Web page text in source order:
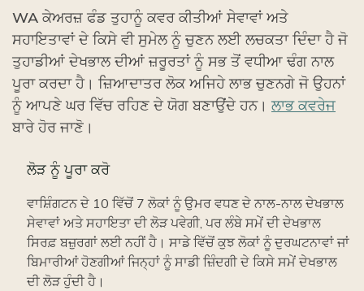
WA ਕੇਅਰਜ਼ ਫੰਡ ਤੁਹਾਨੂੰ ਕਵਰ ਕੀਤੀਆਂ ਸੇਵਾਵਾਂ ਅਤੇ
ਸਹਾਇਤਾਵਾਂ ਦੇ ਕਿਸੇ ਵੀ ਸੁਮੇਲ ਨੂੰ ਚੁਣਨ ਲਈ ਲਚਕਤਾ ਦਿੰਦਾ ਹੈ ਜੋ
ਤੁਹਾਡੀਆਂ ਦੇਖਭਾਲ ਦੀਆਂ ਜ਼ਰੂਰਤਾਂ ਨੂੰ ਸਭ ਤੋਂ ਵਧੀਆ ਢੰਗ ਨਾਲ
ਪੂਰਾ ਕਰਦਾ ਹੈ। ਜ਼ਿਆਦਾਤਰ ਲੋਕ ਅਜਿਹੇ ਲਾਭ ਚੁਣਨਗੇ ਜੋ ਉਹਨਾਂ
ਨੂੰ ਆਪਣੇ ਘਰ ਵਿੱਚ ਰਹਿਣ ਦੇ ਯੋਗ ਬਣਾਉਂਦੇ ਹਨ। ਲਾਭ ਕਵਰੇਜ
ਬਾਰੇ ਹੋਰ ਜਾਣੋ।
ਲੋੜ ਨੂੰ ਪੂਰਾ ਕਰੋ
ਵਾਸ਼ਿੰਗਟਨ ਦੇ 10 ਵਿੱਚੋਂ 7 ਲੋਕਾਂ ਨੂੰ ਉਮਰ ਵਧਣ ਦੇ ਨਾਲ-ਨਾਲ ਦੇਖਭਾਲ
ਸੇਵਾਵਾਂ ਅਤੇ ਸਹਾਇਤਾ ਦੀ ਲੋੜ ਪਵੇਗੀ, ਪਰ ਲੰਬੇ ਸਮੇਂ ਦੀ ਦੇਖਭਾਲ
ਸਿਰਫ਼ ਬਜ਼ੁਰਗਾਂ ਲਈ ਨਹੀਂ ਹੈ। ਸਾਡੇ ਵਿੱਚੋਂ ਕੁਝ ਲੋਕਾਂ ਨੂੰ ਦੁਰਘਟਨਾਵਾਂ ਜਾਂ
ਬਿਮਾਰੀਆਂ ਹੋਣਗੀਆਂ ਜਿਨ੍ਹਾਂ ਨੂੰ ਸਾਡੀ ਜ਼ਿੰਦਗੀ ਦੇ ਕਿਸੇ ਸਮੇਂ ਦੇਖਭਾਲ
ਦੀ ਲੋੜ ਹੁੰਦੀ ਹੈ।